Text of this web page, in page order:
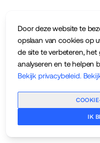
Door deze website te
opslaan van cookies op
de site te verbeteren, het
analyseren en te helpen
Bekijk privacybeleid.
IK